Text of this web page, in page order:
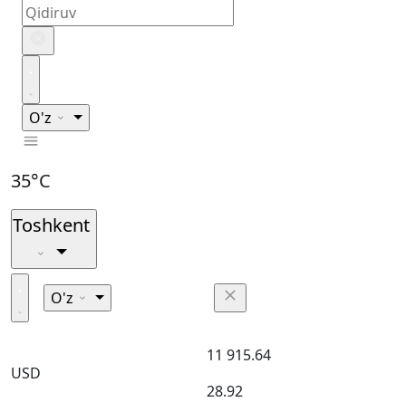
O'z
35°C
Toshkent
O'z
USD
11 915.64
28.92